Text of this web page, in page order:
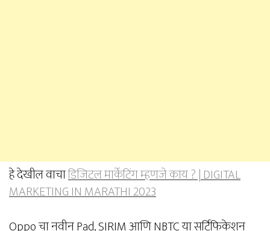
हे देखील वाचाडिजिटल मार्केटिंग म्हणजे काय ? | DIGITAL
MARKETING IN MARATHI 2023
Oppo चा नवीन Pad, SIRIM आणि NBTC या सर्टिफिकेशन